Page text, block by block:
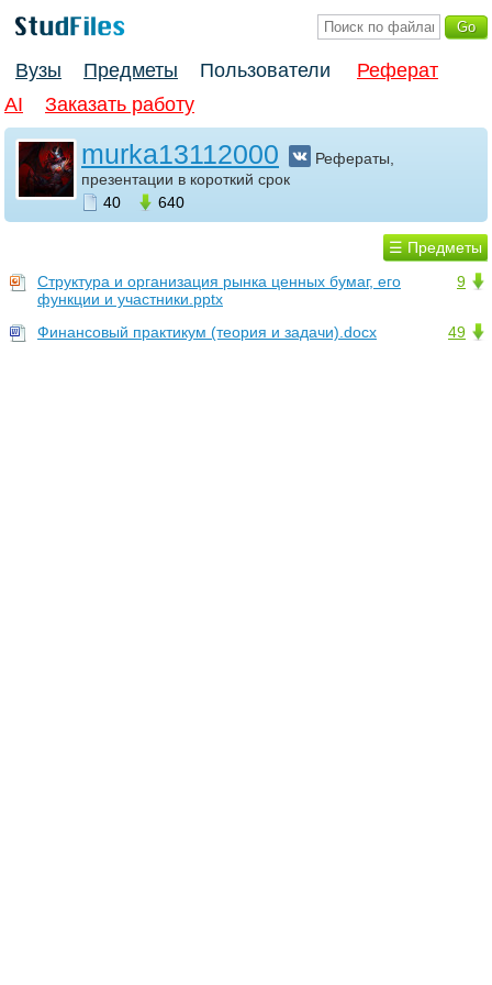
Вузы Предметы Пользователи
Реферат
AI
Заказать работу
murka13112000
Рефераты,
презентации в короткий срок
40
640
☰ Предметы
9
Структура и организация рынка ценных бумаг, его
функции и участники.pptx
49
Финансовый практикум (теория и задачи).docx